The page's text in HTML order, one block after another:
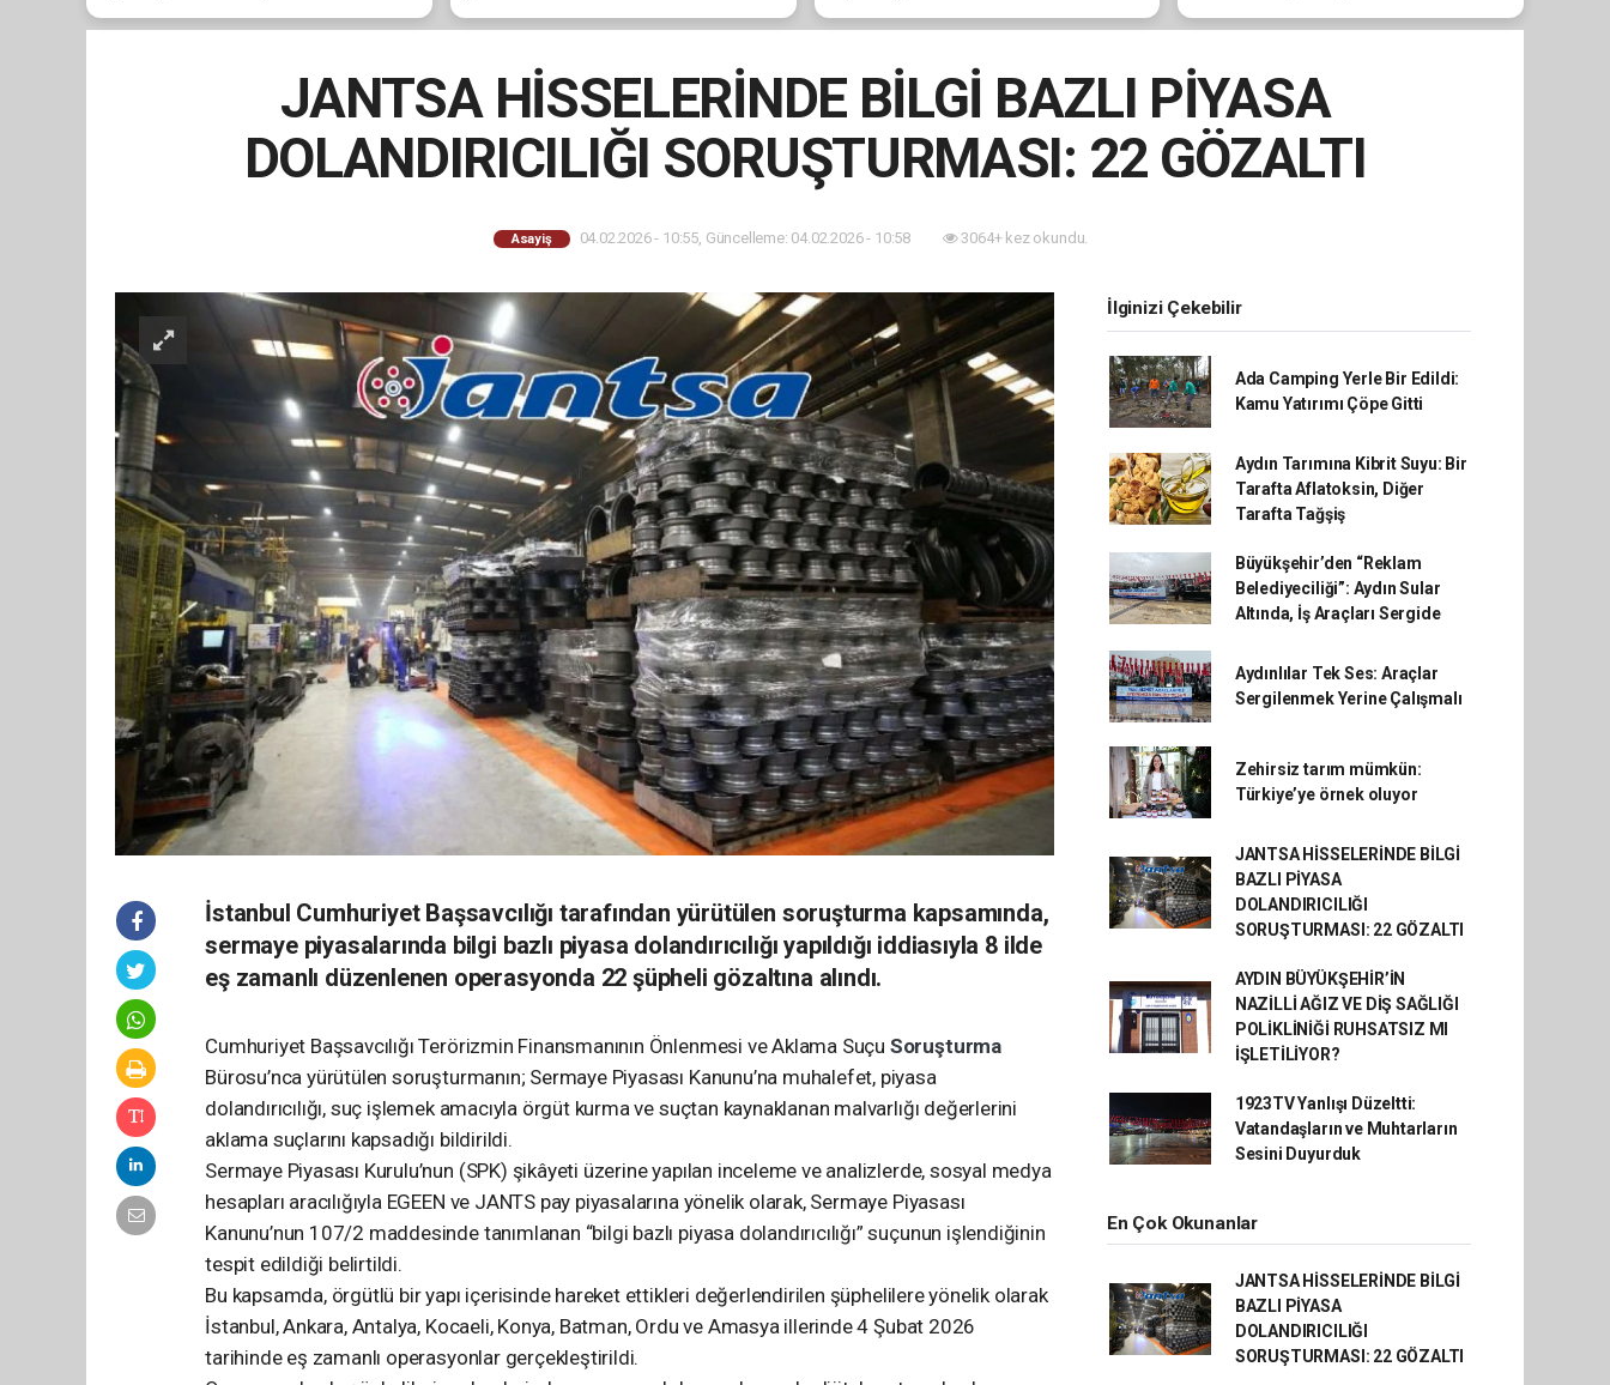
de doğrudan hedef alındı
şikayetçi oldu
JANTSA HİSSELERİNDE BİLGİ BAZLI PİYASA
DOLANDIRICILIĞI SORUŞTURMASI: 22 GÖZALTI
Asayiş 04.02.2026 - 10:55, Güncelleme: 04.02.2026 - 10:58 3064+ kez okundu.
İstanbul Cumhuriyet Başsavcılığı tarafından yürütülen soruşturma kapsamında,
sermaye piyasalarında bilgi bazlı piyasa dolandırıcılığı yapıldığı iddiasıyla 8 ilde
eş zamanlı düzenlenen operasyonda 22 şüpheli gözaltına alındı.
Cumhuriyet Başsavcılığı Terörizmin Finansmanının Önlenmesi ve Aklama Suçu Soruşturma
Bürosu’nca yürütülen soruşturmanın; Sermaye Piyasası Kanunu’na muhalefet, piyasa
dolandırıcılığı, suç işlemek amacıyla örgüt kurma ve suçtan kaynaklanan malvarlığı değerlerini
aklama suçlarını kapsadığı bildirildi.
Sermaye Piyasası Kurulu’nun (SPK) şikâyeti üzerine yapılan inceleme ve analizlerde, sosyal medya
hesapları aracılığıyla EGEEN ve JANTS pay piyasalarına yönelik olarak, Sermaye Piyasası
Kanunu’nun 107/2 maddesinde tanımlanan “bilgi bazlı piyasa dolandırıcılığı” suçunun işlendiğinin
tespit edildiği belirtildi.
Bu kapsamda, örgütlü bir yapı içerisinde hareket ettikleri değerlendirilen şüphelilere yönelik olarak
İstanbul, Ankara, Antalya, Kocaeli, Konya, Batman, Ordu ve Amasya illerinde 4 Şubat 2026
tarihinde eş zamanlı operasyonlar gerçekleştirildi.
İlginizi Çekebilir
Ada Camping Yerle Bir Edildi:
Kamu Yatırımı Çöpe Gitti
Aydın Tarımına Kibrit Suyu: Bir
Tarafta Aflatoksin, Diğer
Tarafta Tağşiş
Büyükşehir’den “Reklam
Belediyeciliği”: Aydın Sular
Altında, İş Araçları Sergide
Aydınlılar Tek Ses: Araçlar
Sergilenmek Yerine Çalışmalı
Zehirsiz tarım mümkün:
Türkiye’ye örnek oluyor
JANTSA HİSSELERİNDE BİLGİ
BAZLI PİYASA
DOLANDIRICILIĞI
SORUŞTURMASI: 22 GÖZALTI
AYDIN BÜYÜKŞEHİR’İN
NAZİLLİ AĞIZ VE DİŞ SAĞLIĞI
POLİKLİNİĞİ RUHSATSIZ MI
İŞLETİLİYOR?
1923TV Yanlışı Düzeltti:
Vatandaşların ve Muhtarların
Sesini Duyurduk
En Çok Okunanlar
JANTSA HİSSELERİNDE BİLGİ
BAZLI PİYASA
DOLANDIRICILIĞI
SORUŞTURMASI: 22 GÖZALTI